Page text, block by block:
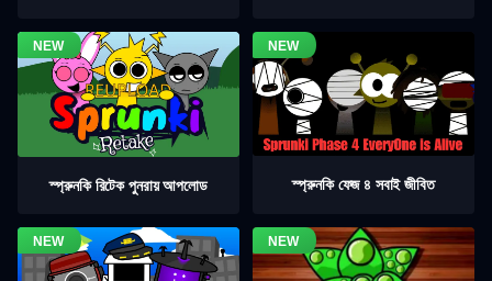
স্প্রুনকি রিটেক পুনরায় আপলোড স্প্রুনকি ফেজ ৪ সবাই জীবিত